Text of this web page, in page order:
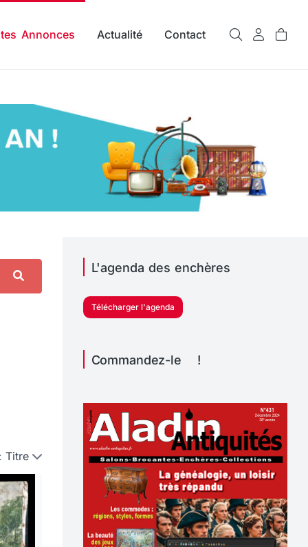
Annonces Actualité Contact
Titre
L'agenda des enchères
Télécharger l'agenda
Commandez-le !